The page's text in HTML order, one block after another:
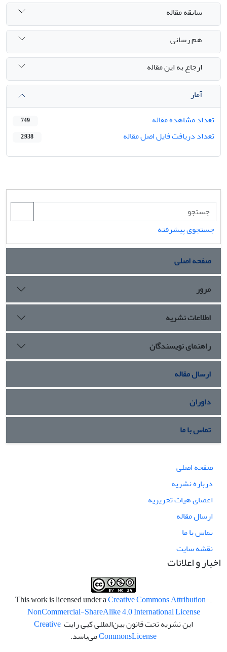
سابقه مقاله
هم رسانی
ارجاع به این مقاله
آمار
تعداد مشاهده مقاله
749
تعداد دریافت فایل اصل مقاله 2,938
جستجوی پیشرفته
صفحه اصلی
مرور
اطلاعات نشریه
راهنمای نویسندگان
ارسال مقاله
داوران
تماس با ما
صفحه اصلی
درباره نشریه
اعضای هیات تحریریه
ارسال مقاله
تماس با ما
نقشه سایت
اخبار و اعلانات
.This work is licensed under a
Creative Commons Attribution-
NonCommercial-ShareAlike 4.0 International License
این نشریه تحت قانون بین‌المللی کپی رایت Creative
CommonsLicense می‌باشد.